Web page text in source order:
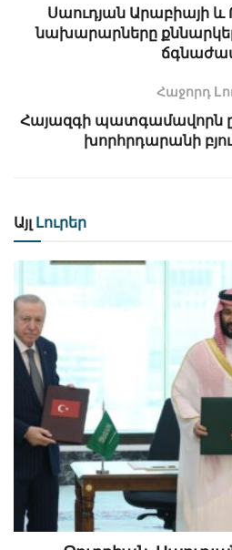
Սաուդյան Արաբիայի
նախարարները
Հաջորդ
Հայազգի պատգամավորն
խորհրդարանի
Այլ Լուրեր